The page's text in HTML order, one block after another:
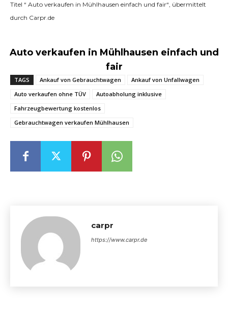
Titel “ Auto verkaufen in Mühlhausen einfach und fair“, übermittelt
durch Carpr.de
Auto verkaufen in Mühlhausen einfach und
fair
TAGS Ankauf von Gebrauchtwagen
Ankauf von Unfallwagen
Auto verkaufen ohne TÜV
Autoabholung inklusive
Fahrzeugbewertung kostenlos
Gebrauchtwagen verkaufen Mühlhausen
carpr
https://www.carpr.de